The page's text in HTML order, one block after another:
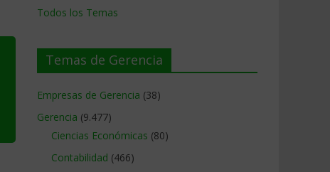
Todos los Temas
Temas de Gerencia
Empresas de Gerencia (38)
Gerencia (9.477)
Ciencias Económicas (80)
Contabilidad (466)